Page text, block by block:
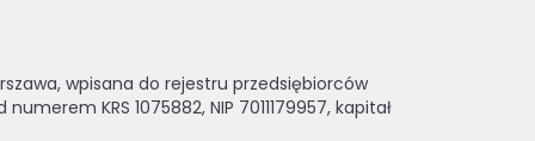
wpisana do rejestru przedsiębiorców
KRS 1075882, NIP 7011179957, kapitał